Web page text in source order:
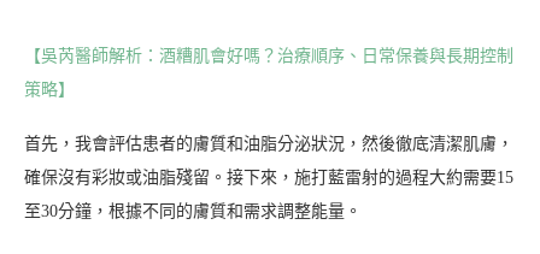
【吳芮醫師解析：酒糟肌會好嗎？治療順序、日常保養與長期控制
策略】
首先，我會評估患者的膚質和油脂分泌狀況，然後徹底清潔肌膚，
確保沒有彩妝或油脂殘留。接下來，施打藍雷射的過程大約需要15
至30分鐘，根據不同的膚質和需求調整能量。